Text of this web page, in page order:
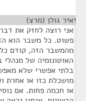
יאיר גולן (מרצ)
אני רוצה לחזק את
פשוט. כל משבר הוא
מהמשבר הזה, קודם
האוטונומיה של
בלתי אפשרי שלא
מושכלת כזו או אחרת
או חכמה פחות. אם